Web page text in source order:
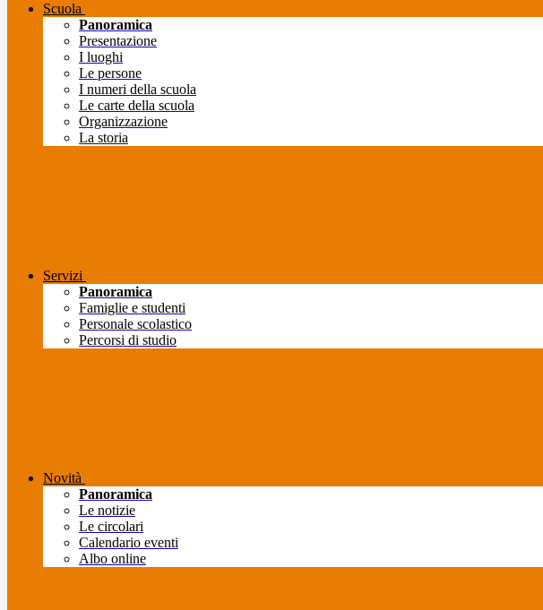
Scuola
Panoramica
Presentazione
I luoghi
Le persone
I numeri della scuola
Le carte della scuola
Organizzazione
La storia
Servizi
Panoramica
Famiglie e studenti
Personale scolastico
Percorsi di studio
Novità
Panoramica
Le notizie
Le circolari
Calendario eventi
Albo online